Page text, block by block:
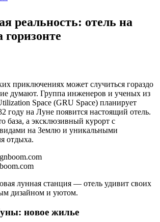
реальность: отель на
приключениях может случиться гораздо
думают. Группа инженеров и ученых из
Space (GRU Space) планирует
году на Луне появится настоящий отель.
база, а эксклюзивный курорт с
на Землю и уникальными
отдыха.
лунная станция — отель удивит своих
дизайном и уютом.
новое жилье